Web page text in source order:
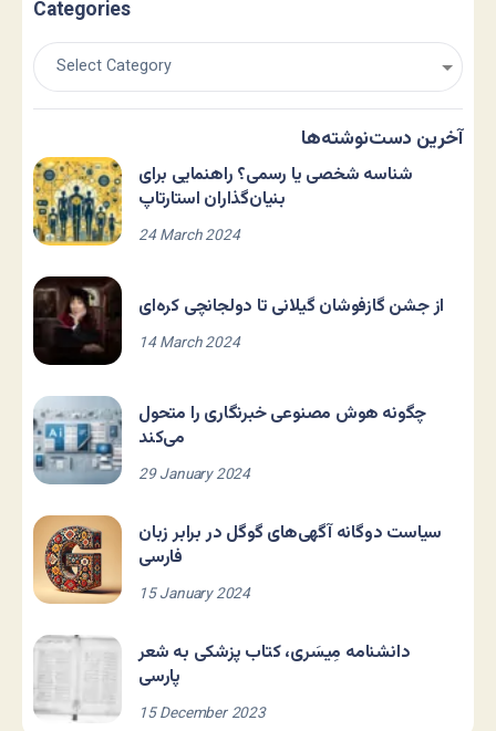
Categories
آخرین دست‌نوشته‌ها
شناسه شخصی یا رسمی؟ راهنمایی برای
بنیان‌گذاران استارتاپ
24 March 2024
از جشن گازفوشان گیلانی تا دولجانچی کره‌ای
14 March 2024
چگونه هوش مصنوعی خبرنگاری را متحول
می‌کند
29 January 2024
سیاست دوگانه آگهی‌های گوگل در برابر زبان
فارسی
15 January 2024
دانشنامه مِیسَری، کتاب پزشکی به شعر
پارسی
15 December 2023